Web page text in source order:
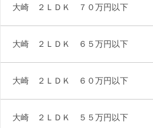
大崎 ２ＬＤＫ ７０万円以下
大崎 ２ＬＤＫ ６５万円以下
大崎 ２ＬＤＫ ６０万円以下
大崎 ２ＬＤＫ ５５万円以下